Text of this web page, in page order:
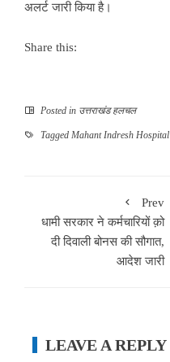
अलर्ट जारी किया है।
Share this:
Posted in उत्तराखंड हलचल
Tagged Mahant Indresh Hospital
Prev
धामी सरकार ने कर्मचारियों क़ो
दी दिवाली बोनस की सौगात,
आदेश जारी
LEAVE A REPLY